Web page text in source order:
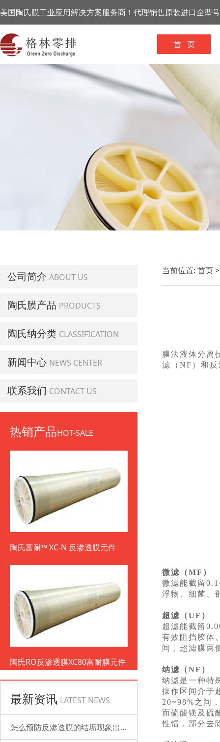
美国陶氏膜工业应用解决方案服务商！代理销售原装进口全型
首 页
公司简介 ABOUT US
陶氏膜产品 PRODUCTS
陶氏纳分类 CLASSIFICATION
新闻中心 NEWS CENTER
联系我们 CONTACT US
热销产品HOT-SALE
陶氏富耐™ XC-N 反渗透膜元件
陶氏RO反渗透膜XC80富耐膜元件
最新资讯 LATEST NEWS
怎么预防反渗透膜的结垢现象出现？
当前位置: 首页
膜法液体分离
滤（NF）和
微滤（MF）
微滤能截留
浮物、细菌、
超滤（UF）
超滤能截留
有效阻挡胶体
间，超滤膜两
纳滤（NF）
纳滤是一种特
操作区间介于
20~98%之间
而硫酸镁及硫
性镭，部分去